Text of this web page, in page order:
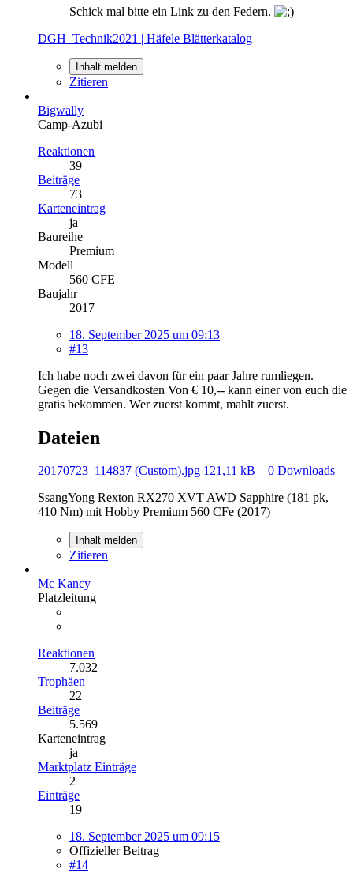
Schick mal bitte ein Link zu den Federn.
DGH_Technik2021 | Häfele Blätterkatalog
Inhalt melden
Zitieren
Bigwally
Camp-Azubi
Reaktionen
39
Beiträge
73
Karteneintrag
ja
Baureihe
Premium
Modell
560 CFE
Baujahr
2017
18. September 2025 um 09:13
#13
Ich habe noch zwei davon für ein paar Jahre rumliegen.
Gegen die Versandkosten Von € 10,-- kann einer von euch die
gratis bekommen. Wer zuerst kommt, mahlt zuerst.
Dateien
20170723_114837 (Custom).jpg 121,11 kB – 0 Downloads
SsangYong Rexton RX270 XVT AWD Sapphire (181 pk,
410 Nm) mit Hobby Premium 560 CFe (2017)
Inhalt melden
Zitieren
Mc Kancy
Platzleitung
Reaktionen
7.032
Trophäen
22
Beiträge
5.569
Karteneintrag
ja
Marktplatz Einträge
2
Einträge
19
18. September 2025 um 09:15
Offizieller Beitrag
#14